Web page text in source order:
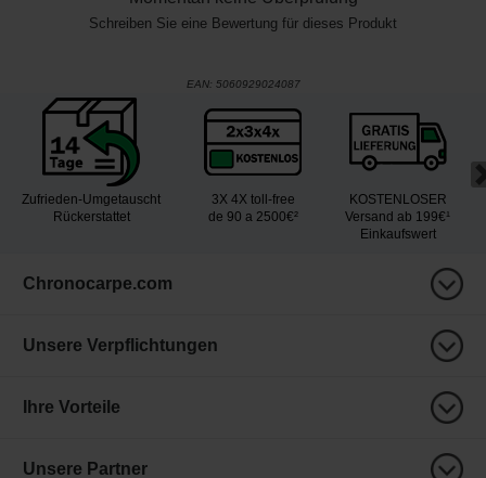
Schreiben Sie eine Bewertung für dieses Produkt
EAN: 5060929024087
Zufrieden-Umgetauscht
Rückerstattet
3X 4X toll-free
de 90 a 2500€²
KOSTENLOSER
Versand ab 199€¹
Einkaufswert
Chronocarpe.com
Unsere Verpflichtungen
Ihre Vorteile
Unsere Partner